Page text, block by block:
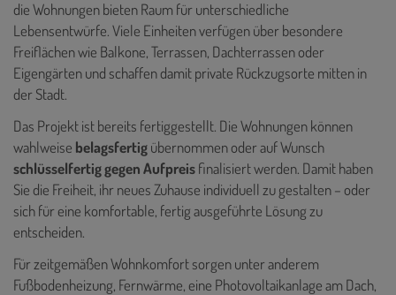
die Wohnungen bieten Raum für unterschiedliche
Lebensentwürfe. Viele Einheiten verfügen über besondere
Freiflächen wie Balkone, Terrassen, Dachterrassen oder
Eigengärten und schaffen damit private Rückzugsorte mitten in
der Stadt.
Das Projekt ist bereits fertiggestellt. Die Wohnungen können
wahlweise belagsfertigübernommen oder auf Wunsch
schlüsselfertig gegen Aufpreisfinalisiert werden. Damit haben
Sie die Freiheit, ihr neues Zuhause individuell zu gestalten – oder
sich für eine komfortable, fertig ausgeführte Lösung zu
entscheiden.
Für zeitgemäßen Wohnkomfort sorgen unter anderem
Fußbodenheizung, Fernwärme, eine Photovoltaikanlage am Dach,